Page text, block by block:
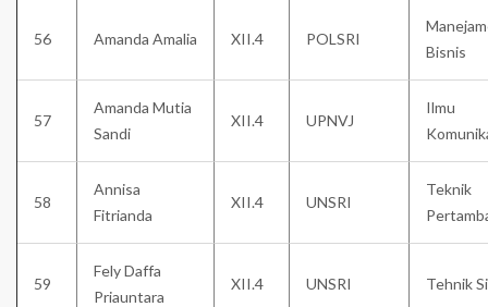
56 Amanda Amalia XII.4 POLSRI
Bisnis
57
Amanda Mutia
Sandi
XII.4 UPNVJ
Ilmu
58
Annisa
Fitrianda
XII.4 UNSRI
Teknik
59
Fely Daffa
Priauntara
XII.4 UNSRI Tehnik